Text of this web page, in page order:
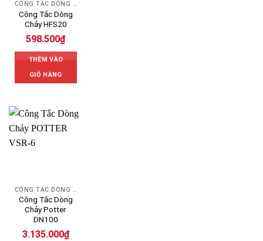
CÔNG TẮC DÒNG CHẢY AUTOSIGMA
Công Tắc Dòng
Chảy HFS20
598.500₫
THÊM VÀO
GIỎ HÀNG
Công Tắc Dòng
Chảy Potter
DN100
3.135.000₫